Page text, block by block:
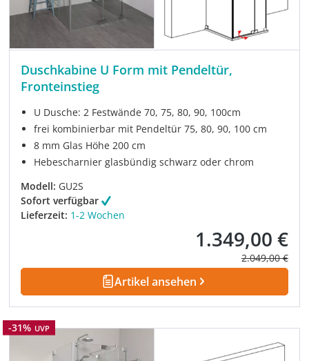
Duschkabine U Form mit Pendeltür,
Fronteinstieg
U Dusche: 2 Festwände 70, 75, 80, 90, 100cm
frei kombinierbar mit Pendeltür 75, 80, 90, 100 cm
8 mm Glas Höhe 200 cm
Hebescharnier glasbündig schwarz oder chrom
Modell: GU2S
Sofort verfügbar
Lieferzeit: 1-2 Wochen
Verkaufspreis:
1.349,00 €
Regulärer
2.049,00 €
Artikel ansehen
Rabatt
-31% UVP